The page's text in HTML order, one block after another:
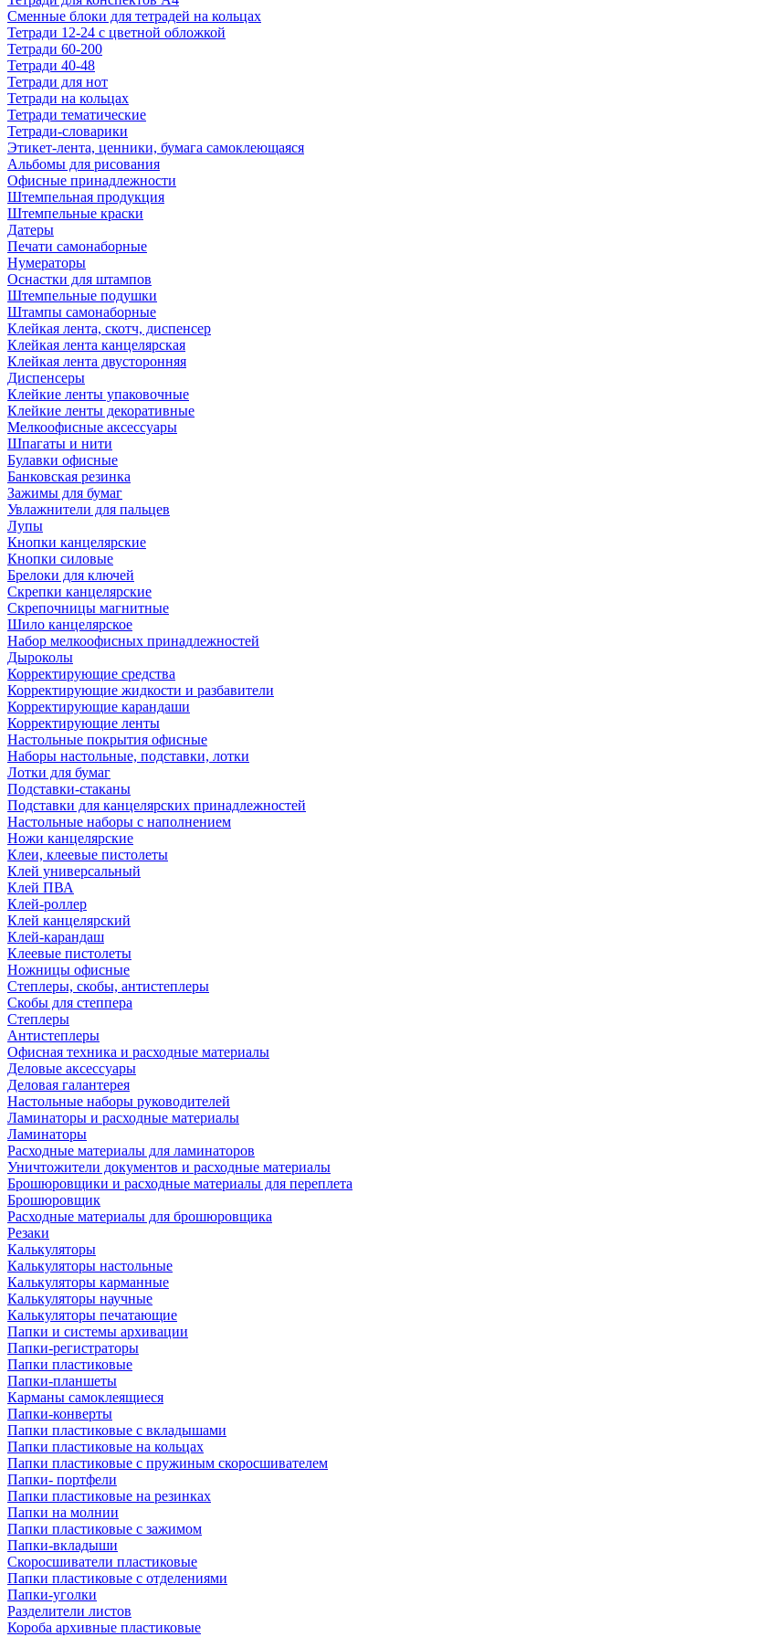
Сменные блоки для тетрадей на кольцах
Тетради 12-24 с цветной обложкой
Тетради 60-200
Тетради 40-48
Тетради для нот
Тетради на кольцах
Тетради тематические
Тетради-словарики
Этикет-лента, ценники, бумага самоклеющаяся
Альбомы для рисования
Офисные принадлежности
Штемпельная продукция
Штемпельные краски
Датеры
Печати самонаборные
Нумераторы
Оснастки для штампов
Штемпельные подушки
Штампы самонаборные
Клейкая лента, скотч, диспенсер
Клейкая лента канцелярская
Клейкая лента двусторонняя
Диспенсеры
Клейкие ленты упаковочные
Клейкие ленты декоративные
Мелкоофисные аксессуары
Шпагаты и нити
Булавки офисные
Банковская резинка
Зажимы для бумаг
Увлажнители для пальцев
Лупы
Кнопки канцелярские
Кнопки силовые
Брелоки для ключей
Скрепки канцелярские
Скрепочницы магнитные
Шило канцелярское
Набор мелкоофисных принадлежностей
Дыроколы
Корректирующие средства
Корректирующие жидкости и разбавители
Корректирующие карандаши
Корректирующие ленты
Настольные покрытия офисные
Наборы настольные, подставки, лотки
Лотки для бумаг
Подставки-стаканы
Подставки для канцелярских принадлежностей
Настольные наборы с наполнением
Ножи канцелярские
Клеи, клеевые пистолеты
Клей универсальный
Клей ПВА
Клей-роллер
Клей канцелярский
Клей-карандаш
Клеевые пистолеты
Ножницы офисные
Степлеры, скобы, антистеплеры
Скобы для степпера
Степлеры
Антистеплеры
Офисная техника и расходные материалы
Деловые аксессуары
Деловая галантерея
Настольные наборы руководителей
Ламинаторы и расходные материалы
Ламинаторы
Расходные материалы для ламинаторов
Уничтожители документов и расходные материалы
Брошюровщики и расходные материалы для переплета
Брошюровщик
Расходные материалы для брошюровщика
Резаки
Калькуляторы
Калькуляторы настольные
Калькуляторы карманные
Калькуляторы научные
Калькуляторы печатающие
Папки и системы архивации
Папки-регистраторы
Папки пластиковые
Папки-планшеты
Карманы самоклеящиеся
Папки-конверты
Папки пластиковые с вкладышами
Папки пластиковые на кольцах
Папки пластиковые с пружиным скоросшивателем
Папки- портфели
Папки пластиковые на резинках
Папки на молнии
Папки пластиковые с зажимом
Папки-вкладыши
Скоросшиватели пластиковые
Папки пластиковые с отделениями
Папки-уголки
Разделители листов
Короба архивные пластиковые